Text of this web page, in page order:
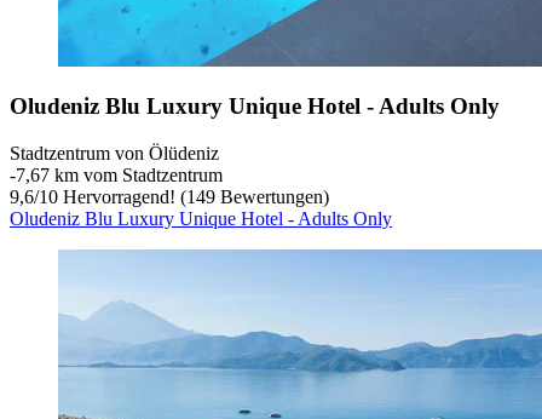
Oludeniz Blu Luxury Unique Hotel - Adults Only
Stadtzentrum von Ölüdeniz
‐7,67 km vom Stadtzentrum
9,6/10 Hervorragend! (149 Bewertungen)
Oludeniz Blu Luxury Unique Hotel - Adults Only